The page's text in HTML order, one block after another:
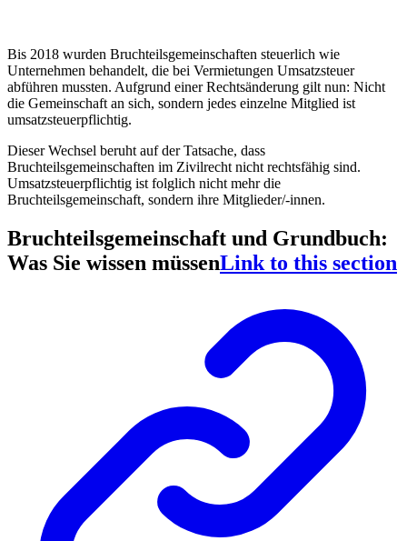
Bis 2018 wurden Bruchteilsgemeinschaften steuerlich wie
Unternehmen behandelt, die bei Vermietungen Umsatzsteuer
abführen mussten. Aufgrund einer Rechtsänderung gilt nun: Nicht
die Gemeinschaft an sich, sondern jedes einzelne Mitglied ist
umsatzsteuerpflichtig.
Dieser Wechsel beruht auf der Tatsache, dass
Bruchteilsgemeinschaften im Zivilrecht nicht rechtsfähig sind.
Umsatzsteuerpflichtig ist folglich nicht mehr die
Bruchteilsgemeinschaft, sondern ihre Mitglieder/-innen.
Bruchteilsgemeinschaft und Grundbuch:
Was Sie wissen müssenLink to this section